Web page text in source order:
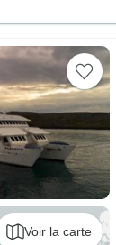
Voir la carte